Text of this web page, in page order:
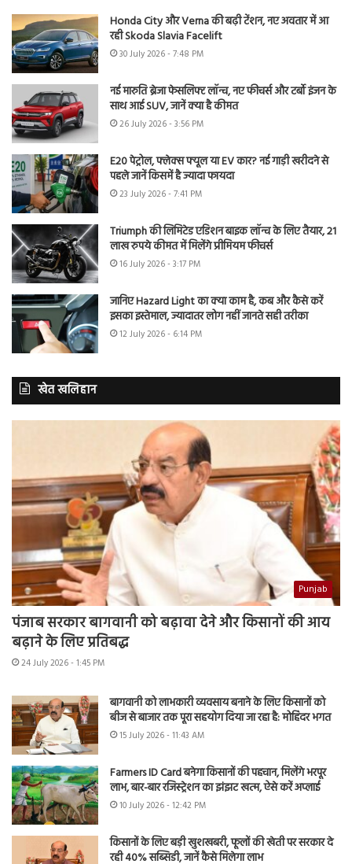
Honda City और Verna की बढ़ी टेंशन, नए अवतार में आ
रही Skoda Slavia Facelift
30 July 2026 - 7:48 PM
नई मारुति ब्रेजा फेसलिफ्ट लॉन्च, नए फीचर्स और टर्बो इंजन के
साथ आई SUV, जानें क्या है कीमत
26 July 2026 - 3:56 PM
E20 पेट्रोल, फ्लेक्स फ्यूल या EV कार? नई गाड़ी खरीदने से
पहले जानें किसमें है ज्यादा फायदा
23 July 2026 - 7:41 PM
Triumph की लिमिटेड एडिशन बाइक लॉन्च के लिए तैयार, 21
लाख रुपये कीमत में मिलेंगे प्रीमियम फीचर्स
16 July 2026 - 3:17 PM
जानिए Hazard Light का क्या काम है, कब और कैसे करें
इसका इस्तेमाल, ज्यादातर लोग नहीं जानते सही तरीका
12 July 2026 - 6:14 PM
खेत खलिहान
Punjab
पंजाब सरकार बागवानी को बढ़ावा देने और किसानों की आय
बढ़ाने के लिए प्रतिबद्ध
24 July 2026 - 1:45 PM
बागवानी को लाभकारी व्यवसाय बनाने के लिए किसानों को
बीज से बाजार तक पूरा सहयोग दिया जा रहा है: मोहिंदर भगत
15 July 2026 - 11:43 AM
Farmers ID Card बनेगा किसानों की पहचान, मिलेंगे भरपूर
लाभ, बार-बार रजिस्ट्रेशन का झंझट खत्म, ऐसे करें अप्लाई
10 July 2026 - 12:42 PM
किसानों के लिए बड़ी खुशखबरी, फूलों की खेती पर सरकार दे
रही 40% सब्सिडी, जानें कैसे मिलेगा लाभ